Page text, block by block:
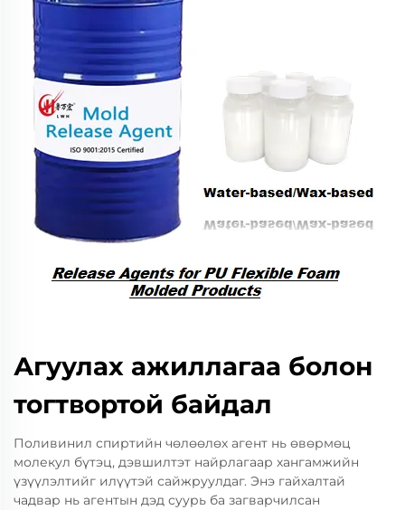
Агуулах ажиллагаа болон
тогтвортой байдал
Поливинил спиртийн чөлөөлөх агент нь өвөрмөц
молекул бүтэц, дэвшилтэт найрлагаар хангамжийн
үзүүлэлтийг илүүтэй сайжруулдаг. Энэ гайхалтай
чадвар нь агентын дэд суурь ба загварчилсан